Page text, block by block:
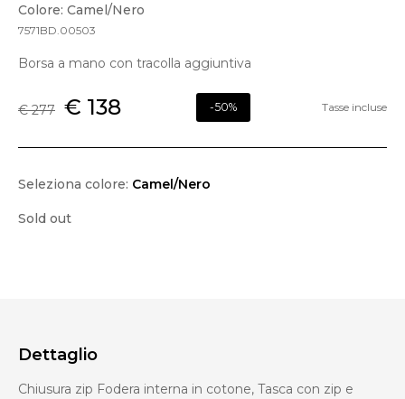
Colore: Camel/Nero
7571BD.00503
Borsa a mano con tracolla aggiuntiva
€ 277 € 138 -50% Tasse incluse
Seleziona colore: Camel/Nero
Sold out
Dettaglio
Chiusura zip Fodera interna in cotone, Tasca con zip e